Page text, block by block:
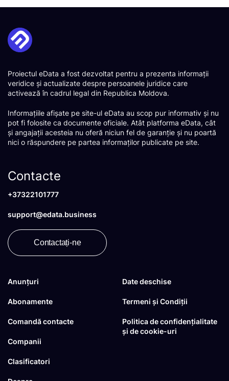
Proiectul eData a fost dezvoltat pentru a prezenta informații
veridice și actualizate despre persoanele juridice care
activează în cadrul legal din Republica Moldova.
Informațiile afișate pe site-ul eData au scop pur informativ și nu
pot fi folosite ca documente oficiale. Atât platforma eData, cât
și angajații acesteia nu oferă niciun fel de garanție și nu poartă
nici o răspundere pe partea informaților publicate pe site.
Anunțuri
Abonamente
Comandă contacte
Companii
Clasificatori
Date deschise
Termeni și Condiții
Politica de confidențialitate
și de cookie-uri
Contacte
+37322101777
support@edata.business
Contactați-ne